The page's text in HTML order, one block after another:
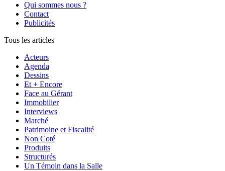
Qui sommes nous ?
Contact
Publicités
Tous les articles
Acteurs
Agenda
Dessins
Et + Encore
Face au Gérant
Immobilier
Interviews
Marché
Patrimoine et Fiscalité
Non Coté
Produits
Structurés
Un Témoin dans la Salle